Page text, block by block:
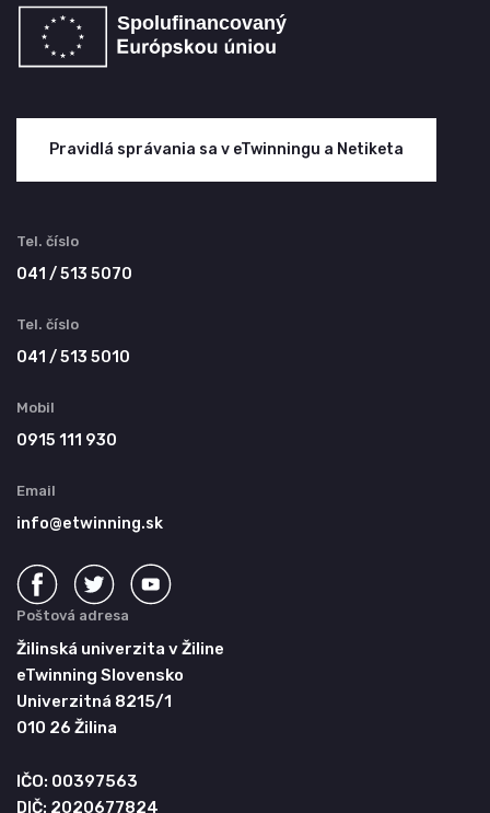
Pravidlá správania sa v eTwinningu a Netiketa
Tel. číslo
041 / 513 5070
Tel. číslo
041 / 513 5010
Mobil
0915 111 930
Email
info@etwinning.sk
Poštová adresa
Žilinská univerzita v Žiline
eTwinning Slovensko
Univerzitná 8215/1
010 26 Žilina
IČO: 00397563
DIČ: 2020677824